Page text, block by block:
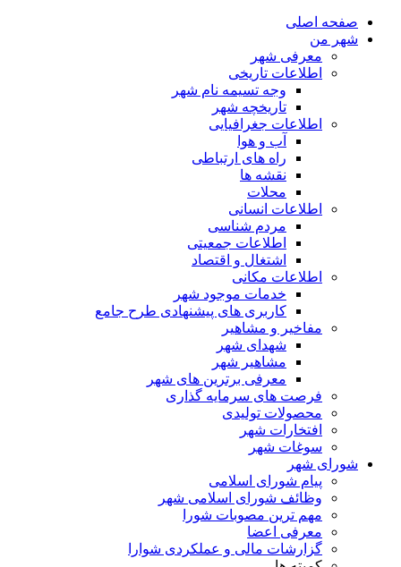
صفحه اصلی
شهر من
معرفی شهر
اطلاعات تاریخی
وجه تسیمه نام شهر
تاریخچه شهر
اطلاعات جغرافیایی
آب و هوا
راه های ارتباطی
نقشه ها
محلات
اطلاعات انسانی
مردم شناسی
اطلاعات جمعیتی
اشتغال و اقتصاد
اطلاعات مکانی
خدمات موجود شهر
کاربری های پیشنهادی طرح جامع
مفاخیر و مشاهیر
شهدای شهر
مشاهیر شهر
معرفی برترین های شهر
فرصت های سرمایه گذاری
محصولات تولیدی
افتخارات شهر
سوغات شهر
شورای شهر
پیام شورای اسلامی
وظائف شورای اسلامی شهر
مهم ترین مصوبات شورا
معرفی اعضا
گزارشات مالی و عملکردی شوارا